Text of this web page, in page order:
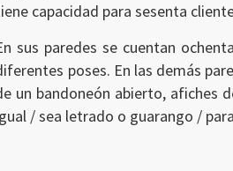
capacidad para sesenta
sus paredes se cuentan
poses. En las demás
un bandoneón abierto, afiches
/ sea letrado o guarango /